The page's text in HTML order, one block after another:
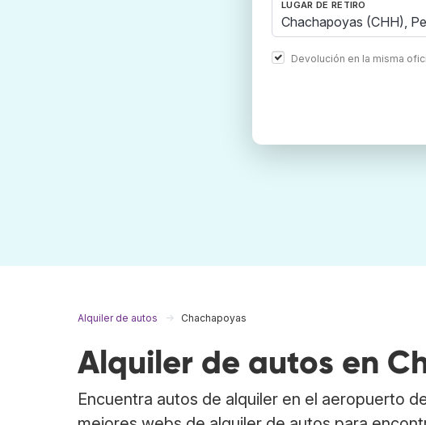
LUGAR DE RETIRO
Devolución en la misma
Alquiler de autos Chachapoyas
Alquiler de autos en
Encuentra autos de alquiler en el aeropuerto